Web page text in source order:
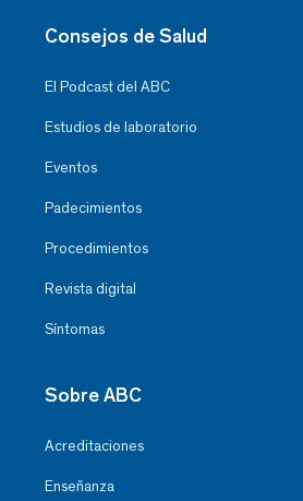
Consejos de Salud
El Podcast del ABC
Estudios de laboratorio
Eventos
Padecimientos
Procedimientos
Revista digital
Síntomas
Sobre ABC
Acreditaciones
Enseñanza